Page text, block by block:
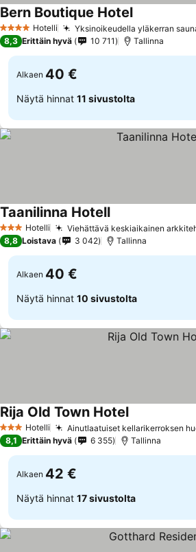
4 Tähtiluokitus
Hotelli Yksinoikeudella yläkerran
Bern Boutique Hotel
8,3 Erittäin hyvä 10 711 Tallinna
Alkaen 40 €
Näytä hinnat 11 sivustolta
3 Tähtiluokitus
Hotelli Viehättävä keskiaikainen
Taanilinna Hotell
8,8 Loistava 3 042 Tallinna
Alkaen 40 €
Näytä hinnat 10 sivustolta
3 Tähtiluokitus
Hotelli Ainutlaatuiset kellarikerroksen
Rija Old Town Hotel
8,1 Erittäin hyvä 6 355 Tallinna
Alkaen 42 €
Näytä hinnat 17 sivustolta